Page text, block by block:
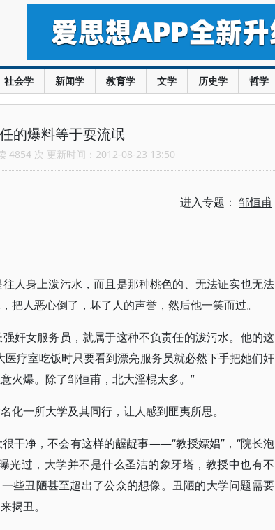
社会学 新闻学 教育学 文学 历史学 哲学
的爆料等于耍流氓
4854 次 更新时间：2012-08-23 13:50
进入专题： 邹恒甫
人身上泼污水，而且是那种桃色的、无法证实也无法
人恶心倒了，坏了人的声誉，然后他一笑而过。
奸女服务员，就属于这种不负责任的泼污水。他的这
疗室吃饭时只要看到漂亮服务员就必然下手把她们奸
火爆。除了邹恒甫，北大淫棍太多。”
化一所大学及其同行，让人感到匪夷所思。
干净，不会有这样的龌龊事——“教授嫖娼”，“院长泡
光过，大学并不是什么圣洁的象牙塔，教授中也有不
些丑陋甚至超出了公众的想像。丑陋的大学问题需要
揭丑。